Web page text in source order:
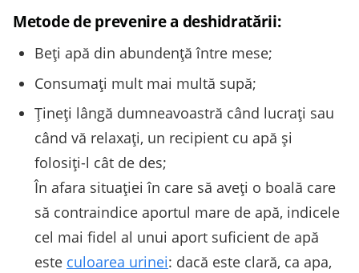
Metode de prevenire a deshidratării:
Beţi apă din abundenţă între mese;
Consumaţi mult mai multă supă;
Ţineţi lângă dumneavoastră când lucraţi sau
când vă relaxaţi, un recipient cu apă şi
folosiţi-l cât de des;
În afara situaţiei în care să aveţi o boală care
să contraindice aportul mare de apă, indicele
cel mai fidel al unui aport suficient de apă
este culoarea urinei: dacă este clară, ca apa,